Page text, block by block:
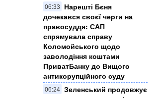
06:33
Нарешті Бєня
дочекався своєї черги на
правосуддя: САП
спрямувала справу
Коломойського щодо
заволодіння коштами
ПриватБанку до Вищого
антикорупційного суду
06:24 Зеленський продовжує